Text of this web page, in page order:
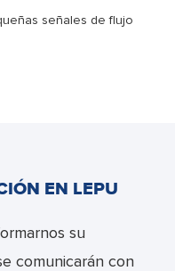
señales de flujo
EN LEPU
su
comunicarán con